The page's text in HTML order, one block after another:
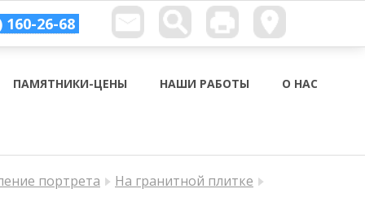
160-26-68
ПАМЯТНИКИ-ЦЕНЫ НАШИ РАБОТЫ О НАС
портрета На гранитной плитке